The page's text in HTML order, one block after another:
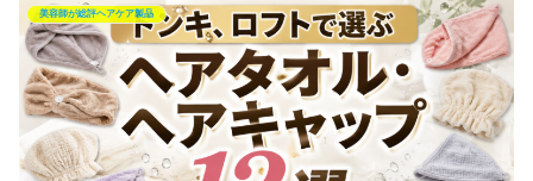
美容師が総評ヘアケア製品